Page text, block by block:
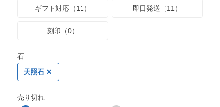
ギフト対応（11） 即日発送（11）
刻印（0）
石
天照石
売り切れ